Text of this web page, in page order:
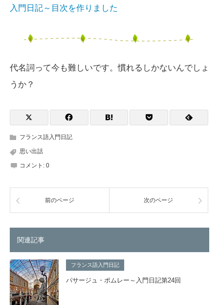
入門日記～目次を作りました
代名詞って今も難しいです。慣れるしかないんでしょ
うか？
フランス語入門日記
思い出話
コメント: 0
前のページ 次のページ
関連記事
フランス語入門日記
パサージュ・ポムレー～入門日記第24回